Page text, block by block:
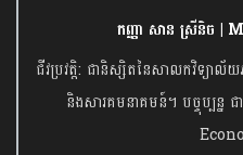
កញ្ញា សាន ស្រីនិច |
ជីវប្រវត្តិ: ជានិស្សិតនៃសាលកវិទ្យាល័យ
និងសារគមនាគមន៍។ បច្ចុប្បន្ន